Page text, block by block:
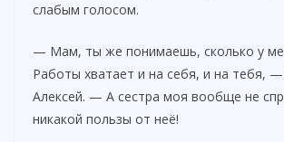
слабым голосом.
— Мам, ты же понимаешь, сколько у
Работы хватает и на себя, и на тебя,
Алексей. — А сестра моя вообще не
никакой пользы от неё!